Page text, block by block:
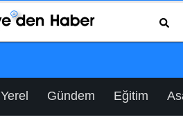
Yerel Gündem Eğitim